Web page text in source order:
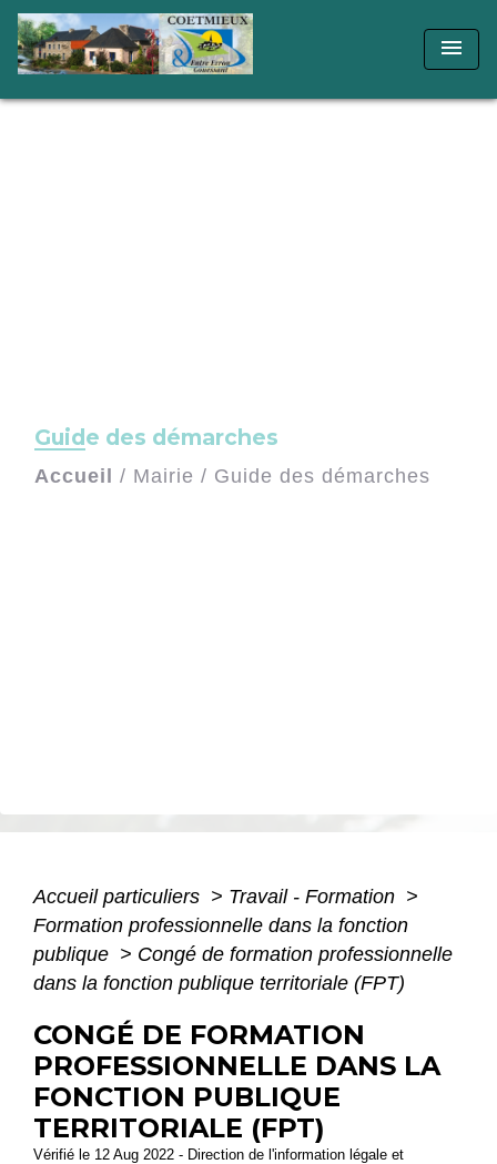
menu
Guide des démarches
Accueil / Mairie / Guide des démarches
Accueil particuliers > Travail - Formation >
Formation professionnelle dans la fonction
publique > Congé de formation professionnelle
dans la fonction publique territoriale (FPT)
CONGÉ DE FORMATION
PROFESSIONNELLE DANS LA
FONCTION PUBLIQUE
TERRITORIALE (FPT)
Vérifié le 12 Aug 2022 - Direction de l'information légale et